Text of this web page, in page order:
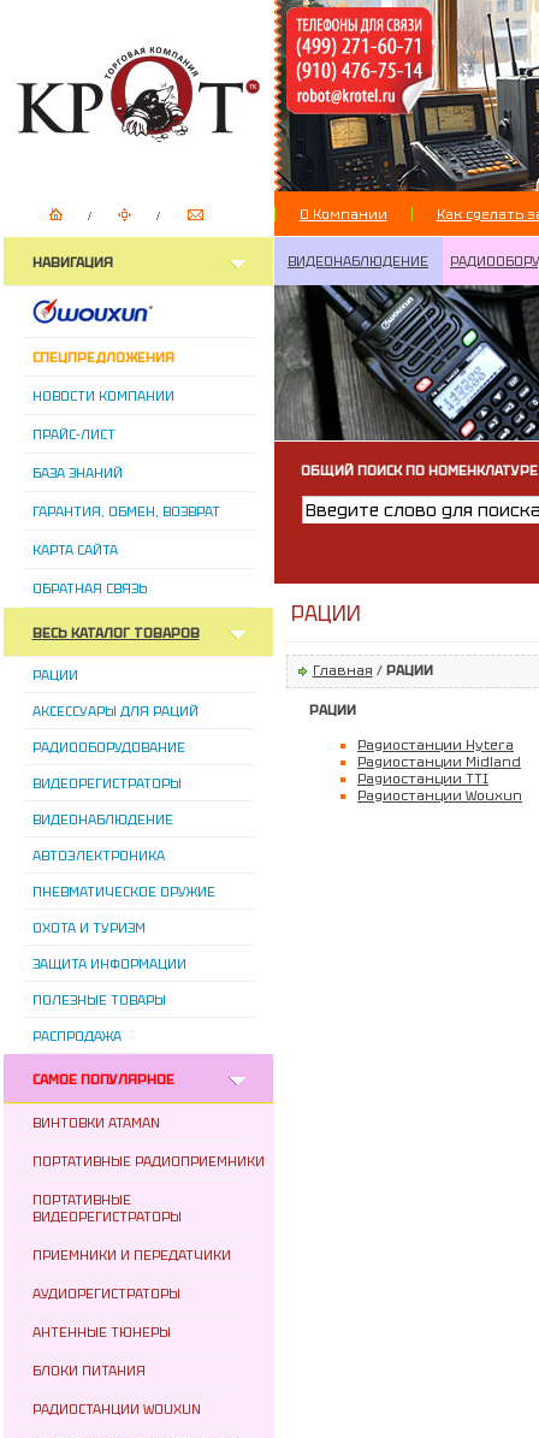
О Компании Как сделать
НАВИГАЦИЯ
СПЕЦПРЕДЛОЖЕНИЯ
НОВОСТИ КОМПАНИИ
ПРАЙС-ЛИСТ
БАЗА ЗНАНИЙ
ГАРАНТИЯ, ОБМЕН, ВОЗВРАТ
КАРТА САЙТА
ОБРАТНАЯ СВЯЗЬ
ВЕСЬ КАТАЛОГ ТОВАРОВ
РАЦИИ
АКСЕССУАРЫ ДЛЯ РАЦИЙ
РАДИООБОРУДОВАНИЕ
ВИДЕОРЕГИСТРАТОРЫ
ВИДЕОНАБЛЮДЕНИЕ
АВТОЭЛЕКТРОНИКА
ПНЕВМАТИЧЕСКОЕ ОРУЖИЕ
ОХОТА И ТУРИЗМ
ЗАЩИТА ИНФОРМАЦИИ
ПОЛЕЗНЫЕ ТОВАРЫ
РАСПРОДАЖА
САМОЕ ПОПУЛЯРНОЕ
ВИНТОВКИ ATAMAN
ПОРТАТИВНЫЕ РАДИОПРИЕМНИКИ
ПОРТАТИВНЫЕ
ВИДЕОРЕГИСТРАТОРЫ
ПРИЕМНИКИ И ПЕРЕДАТЧИКИ
АУДИОРЕГИСТРАТОРЫ
АНТЕННЫЕ ТЮНЕРЫ
БЛОКИ ПИТАНИЯ
РАДИОСТАНЦИИ WOUXUN
ВИДЕОНАБЛЮДЕНИЕ
ОБЩИЙ ПОИСК ПО НОМЕНКЛАТУРЕ
РАЦИИ
Главная / РАЦИИ
РАЦИИ
Радиостанции Hytera
Радиостанции Midland
Радиостанции TTI
Радиостанции Wouxun